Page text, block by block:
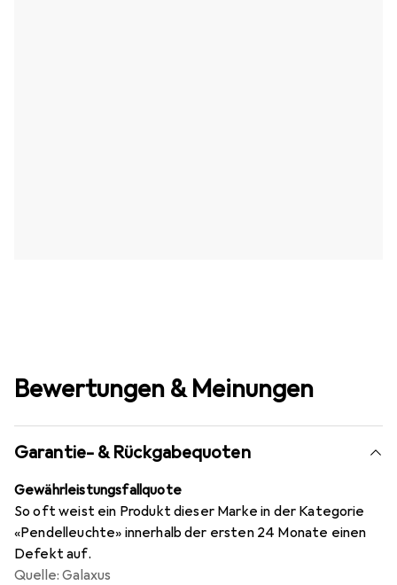
Bewertungen & Meinungen
Garantie- & Rückgabequoten
Gewährleistungsfallquote
So oft weist ein Produkt dieser Marke in der Kategorie
«Pendelleuchte» innerhalb der ersten 24 Monate einen
Defekt auf.
Quelle: Galaxus